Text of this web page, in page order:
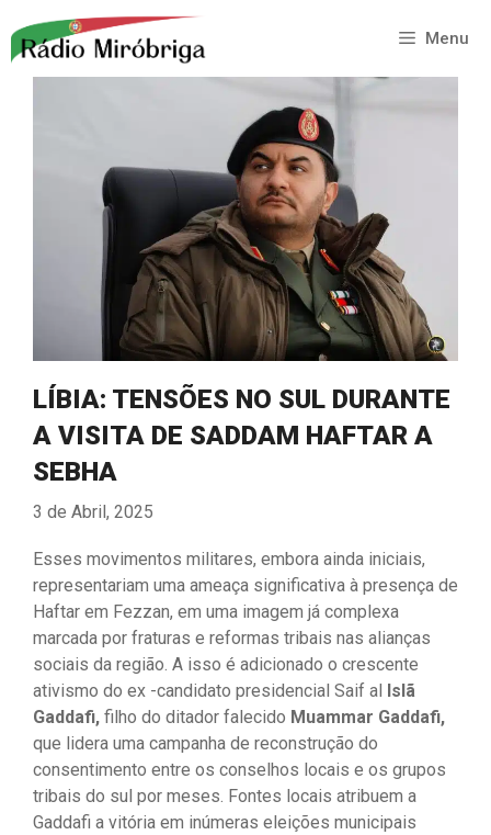
para
Menu
LÍBIA: TENSÕES NO SUL DURANTE
A VISITA DE SADDAM HAFTAR A
SEBHA
3 de Abril, 2025
Esses movimentos militares, embora ainda iniciais,
representariam uma ameaça significativa à presença de
Haftar em Fezzan, em uma imagem já complexa
marcada por fraturas e reformas tribais nas alianças
sociais da região. A isso é adicionado o crescente
ativismo do ex -candidato presidencial Saif al Islã
Gaddafi, filho do ditador falecido Muammar Gaddafi,
que lidera uma campanha de reconstrução do
consentimento entre os conselhos locais e os grupos
tribais do sul por meses. Fontes locais atribuem a
Gaddafi a vitória em inúmeras eleições municipais